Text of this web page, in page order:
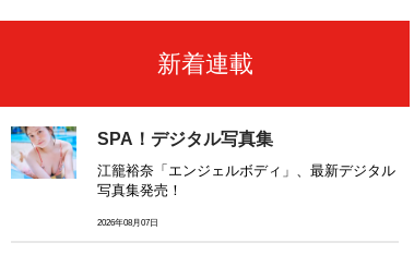
新着連載
SPA！デジタル写真集
江籠裕奈「エンジェルボディ」、最新デジタル
写真集発売！
2026年08月07日